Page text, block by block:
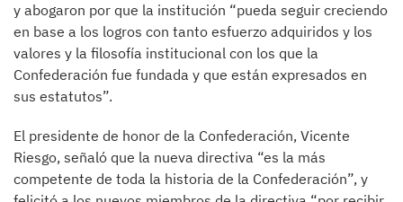
y abogaron por que la institución “pueda seguir creciendo
en base a los logros con tanto esfuerzo adquiridos y los
valores y la filosofía institucional con los que la
Confederación fue fundada y que están expresados en
sus estatutos”.
El presidente de honor de la Confederación, Vicente
Riesgo, señaló que la nueva directiva “es la más
competente de toda la historia de la Confederación”, y